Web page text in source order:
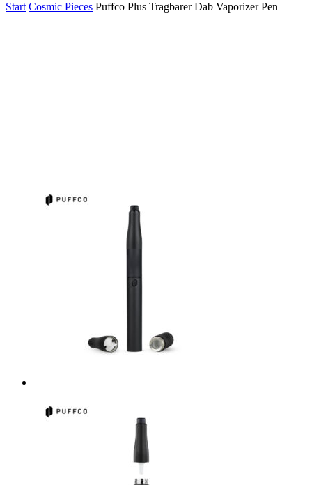
Start Cosmic Pieces Puffco Plus Tragbarer Dab Vaporizer Pen